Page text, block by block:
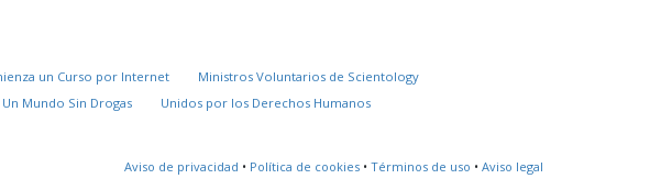
un Curso por Internet
Ministros Voluntarios de Scientology
Mundo Sin Drogas
Unidos por los Derechos Humanos
Aviso de privacidad • Política de cookies • Términos de uso • Aviso legal